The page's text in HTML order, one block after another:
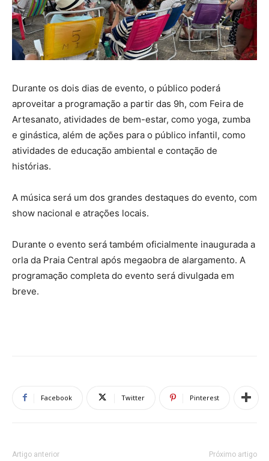
Durante os dois dias de evento, o público poderá
aproveitar a programação a partir das 9h, com Feira de
Artesanato, atividades de bem-estar, como yoga, zumba
e ginástica, além de ações para o público infantil, como
atividades de educação ambiental e contação de
histórias.
A música será um dos grandes destaques do evento, com
show nacional e atrações locais.
Durante o evento será também oficialmente inaugurada a
orla da Praia Central após megaobra de alargamento. A
programação completa do evento será divulgada em
breve.
Facebook Twitter Pinterest
Artigo anterior Próximo artigo